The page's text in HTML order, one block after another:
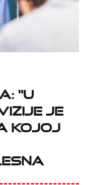
“U
je
kojoj